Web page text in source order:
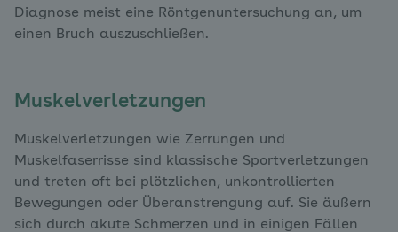
Diagnose meist eine Röntgenuntersuchung an, um
einen Bruch auszuschließen.
Muskelverletzungen
Muskelverletzungen wie Zerrungen und
Muskelfaserrisse sind klassische Sportverletzungen
und treten oft bei plötzlichen, unkontrollierten
Bewegungen oder Überanstrengung auf. Sie äußern
sich durch akute Schmerzen und in einigen Fällen